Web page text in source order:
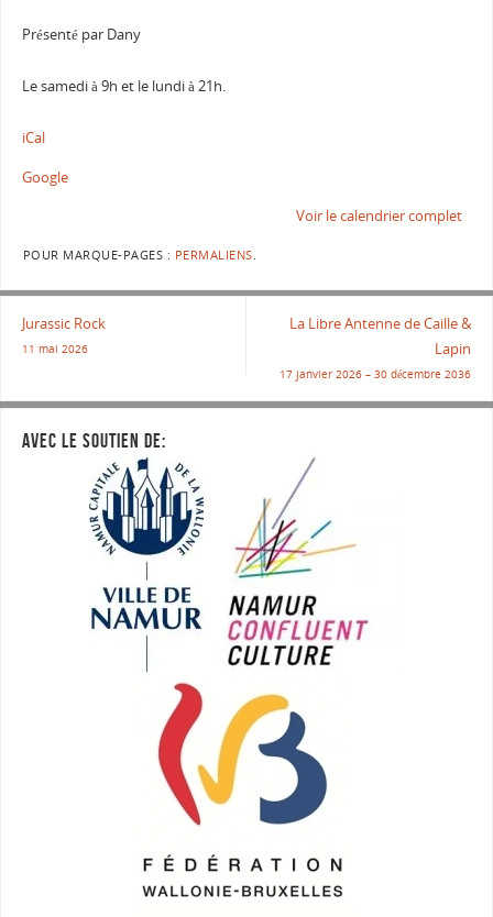
Présenté par Dany
Le samedi à 9h et le lundi à 21h.
iCal
Google
Voir le calendrier complet
POUR MARQUE-PAGES : PERMALIENS.
Jurassic Rock
11 mai 2026
La Libre Antenne de Caille &
Lapin
17 janvier 2026– 30 décembre 2036
AVEC LE SOUTIEN DE: